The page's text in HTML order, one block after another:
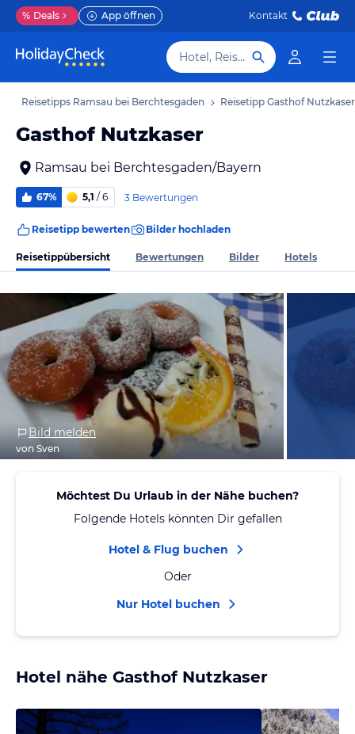
% Deals App öffnen Kontakt
Hotel, Reiseziel
Reisetipps Ramsau bei Berchtesgaden Reisetipp Gasthof Nutzkaser
Gasthof Nutzkaser
Ramsau bei Berchtesgaden/Bayern
67% 5,1 / 6 3 Bewertungen
Reisetipp bewerten Bilder hochladen
Reisetippübersicht Bewertungen Bilder Hotels
Bild melden
von Sven
Möchtest Du Urlaub in der Nähe buchen?
Folgende Hotels könnten Dir gefallen
Hotel & Flug buchen
Oder
Nur Hotel buchen
Hotel nähe Gasthof Nutzkaser